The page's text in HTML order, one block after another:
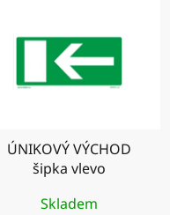
ÚNIKOVÝ VÝCHOD
šipka vlevo
Skladem